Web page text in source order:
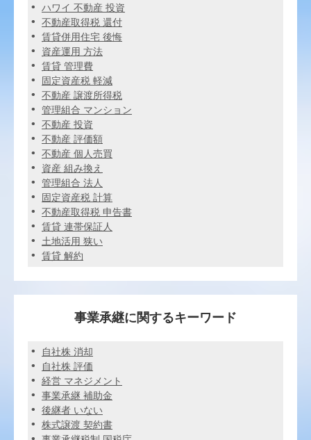
ハワイ 不動産 投資
不動産取得税 還付
賃貸併用住宅 後悔
資産運用 方法
賃貸 管理費
固定資産税 軽減
不動産 譲渡所得税
管理組合 マンション
不動産 投資
不動産 評価額
不動産 個人売買
資産 組み換え
管理組合 法人
固定資産税 計算
不動産取得税 申告書
賃貸 連帯保証人
土地活用 狭い
賃貸 解約
事業承継に関するキーワード
自社株 消却
自社株 評価
経営 マネジメント
事業承継 補助金
後継者 いない
株式譲渡 契約書